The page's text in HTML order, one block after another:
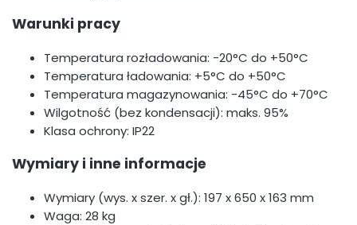
Warunki pracy
Temperatura rozładowania: -20°C do +50°C
Temperatura ładowania: +5°C do +50°C
Temperatura magazynowania: -45°C do +70°C
Wilgotność (bez kondensacji): maks. 95%
Klasa ochrony: IP22
Wymiary i inne informacje
Wymiary (wys. x szer. x gł.): 197 x 650 x 163 mm
Waga: 28 kg